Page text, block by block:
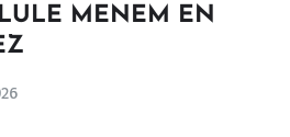
MENEM EN